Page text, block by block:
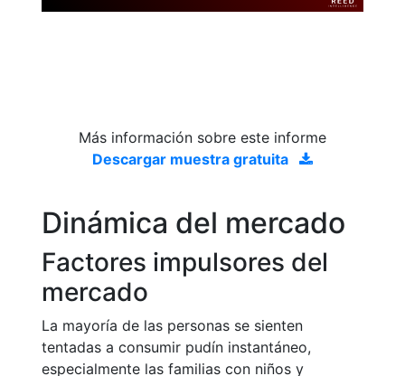
Más información sobre este informe
Descargar muestra gratuita
Dinámica del mercado
Factores impulsores del
mercado
La mayoría de las personas se sienten
tentadas a consumir pudín instantáneo,
especialmente las familias con niños y